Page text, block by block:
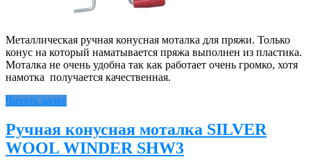
Металлическая ручная конусная моталка для пряжи. Только
конус на который наматывается пряжа выполнен из пластика.
Моталка не очень удобна так как работает очень громко, хотя
намотка получается качественная.
Читать далее
Ручная конусная моталка SILVER
WOOL WINDER SHW3